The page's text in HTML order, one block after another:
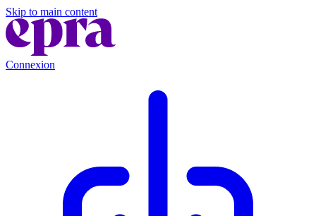
Skip to main content
Connexion